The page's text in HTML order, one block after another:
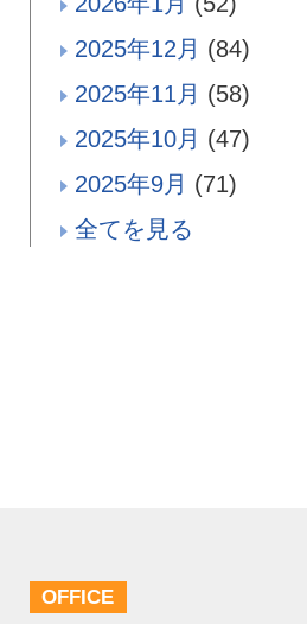
2025年12月 (84)
2025年11月 (58)
2025年10月 (47)
2025年9月 (71)
全てを見る
OFFICE